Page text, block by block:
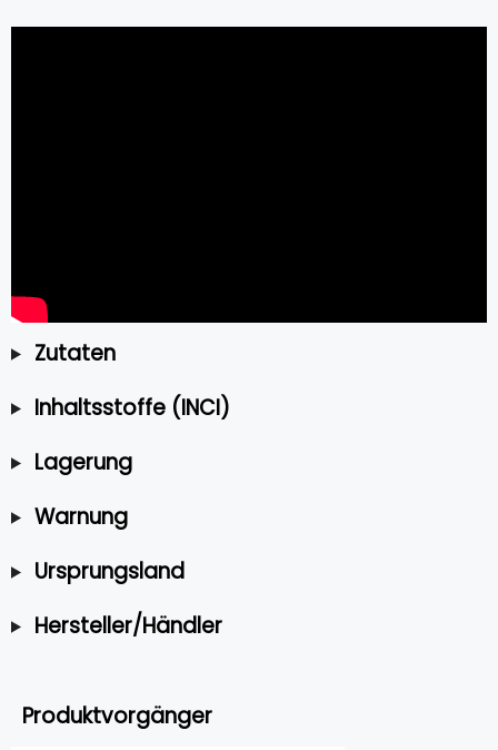
Zutaten
Inhaltsstoffe (INCI)
Lagerung
Warnung
Ursprungsland
Hersteller/Händler
Produktvorgänger